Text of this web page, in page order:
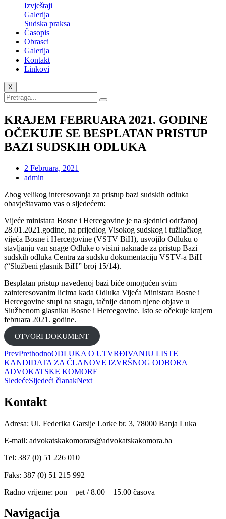
Izvještaji
Galerija
Sudska praksa
Časopis
Obrasci
Galerija
Kontakt
Linkovi
X
KRAJEM FEBRUARA 2021. GODINE
OČEKUJE SE BESPLATAN PRISTUP
BAZI SUDSKIH ODLUKA
2 Februara, 2021
admin
Zbog velikog interesovanja za pristup bazi sudskih odluka
obavještavamo vas o sljedećem:
Vijeće ministara Bosne i Hercegovine je na sjednici održanoj
28.01.2021.godine, na prijedlog Visokog sudskog i tužilačkog
vijeća Bosne i Hercegovine (VSTV BiH), usvojilo Odluku o
stavljanju van snage Odluke o visini naknade za pristup Bazi
sudskih odluka Centra za sudsku dokumentaciju VSTV-a BiH
(“Službeni glasnik BiH” broj 15/14).
Besplatan pristup navedenoj bazi biće omogućen svim
zainteresovanim licima kada Odluka Vijeća Ministara Bosne i
Hercegovine stupi na snagu, tačnije danom njene objave u
Službenom glasniku Bosne i Hercegovine. Isto se očekuje krajem
februara 2021. godine.
OTVORI DOKUMENT
PrevPrethodnoODLUKA O UTVRĐIVANJU LISTE
KANDIDATA ZA ČLANOVE IZVRŠNOG ODBORA
ADVOKATSKE KOMORE
SledećeSljedeći članakNext
Kontakt
Adresa: Ul. Federika Garsije Lorke br. 3, 78000 Banja Luka
E-mail: advokatskakomorars@advokatskakomora.ba
Tel: 387 (0) 51 226 010
Faks: 387 (0) 51 215 992
Radno vrijeme: pon – pet / 8.00 – 15.00 časova
Navigacija